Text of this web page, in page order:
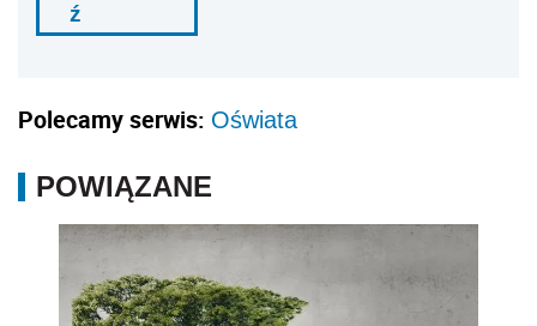
ź
Polecamy serwis: Oświata
POWIĄZANE